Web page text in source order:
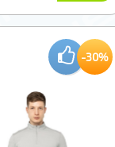
-30%